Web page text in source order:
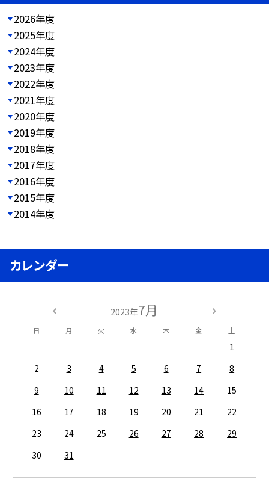
2026年度
2025年度
2024年度
2023年度
2022年度
2021年度
2020年度
2019年度
2018年度
2017年度
2016年度
2015年度
2014年度
カレンダー
2023年7月
日 月 火 水 木 金 土
1
2
3 4 5 6 7
8
9
10 11 12 13 14
15
16
17 18 19 20 21
22
23
24 25 26 27 28
29
30
31